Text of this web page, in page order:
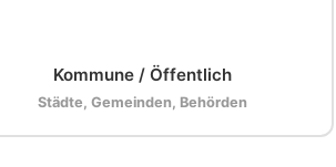
Kommune / Öffentlich
Städte, Gemeinden, Behörden